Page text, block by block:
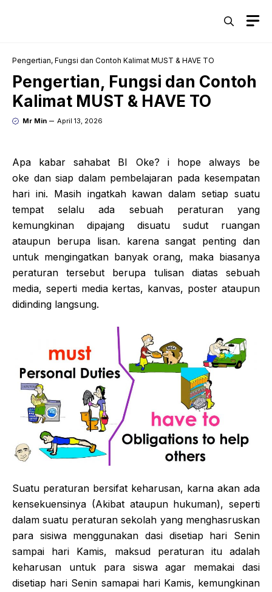
Pengertian, Fungsi dan Contoh Kalimat MUST & HAVE TO
Pengertian, Fungsi dan Contoh
Kalimat MUST & HAVE TO
Mr Min April 13, 2026
Apa kabar sahabat BI Oke? i hope always be
oke dan siap dalam pembelajaran pada kesempatan
hari ini. Masih ingatkah kawan dalam setiap suatu
tempat selalu ada sebuah peraturan yang
kemungkinan dipajang disuatu sudut ruangan
ataupun berupa lisan. karena sangat penting dan
untuk mengingatkan banyak orang, maka biasanya
peraturan tersebut berupa tulisan diatas sebuah
media, seperti media kertas, kanvas, poster ataupun
didinding langsung.
Suatu peraturan bersifat keharusan, karna akan ada
kensekuensinya (Akibat ataupun hukuman), seperti
dalam suatu peraturan sekolah yang menghasruskan
para sisiwa menggunakan dasi disetiap hari Senin
sampai hari Kamis, maksud peraturan itu adalah
keharusan untuk para siswa agar memakai dasi
disetiap hari Senin samapai hari Kamis, kemungkinan